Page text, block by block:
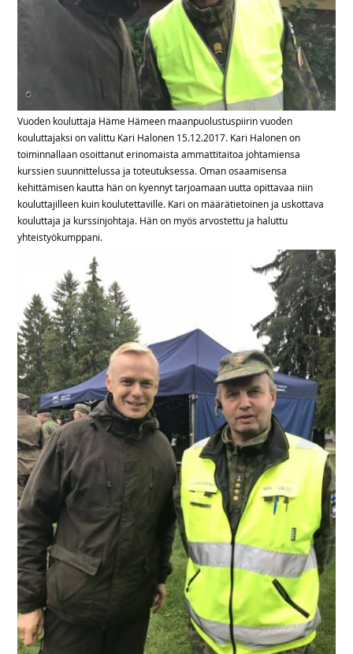
Vuoden kouluttaja Häme Hämeen maanpuolustuspiirin vuoden
kouluttajaksi on valittu Kari Halonen 15.12.2017. Kari Halonen on
toiminnallaan osoittanut erinomaista ammattitaitoa johtamiensa
kurssien suunnittelussa ja toteutuksessa. Oman osaamisensa
kehittämisen kautta hän on kyennyt tarjoamaan uutta opittavaa niin
kouluttajilleen kuin koulutettaville. Kari on määrätietoinen ja uskottava
kouluttaja ja kurssinjohtaja. Hän on myös arvostettu ja haluttu
yhteistyökumppani.